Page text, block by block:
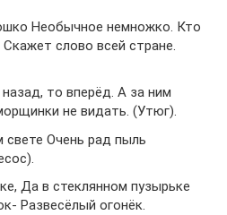
Необычное немножко. Кто
слово всей стране.
то вперёд. А за ним
не видать. (Утюг).
свете Очень рад пыль
Да в стеклянном пузырьке
Развесёлый огонёк.